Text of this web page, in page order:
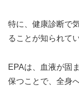
特に、健康診断で
ることが知られて
EPAは、血液が固
保つことで、全身